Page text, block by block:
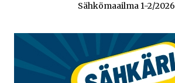
Sähkömaailma 1-2/2026